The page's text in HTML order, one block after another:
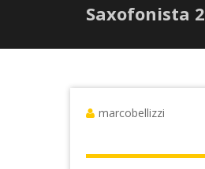
Saxofonista 2
marcobellizzi